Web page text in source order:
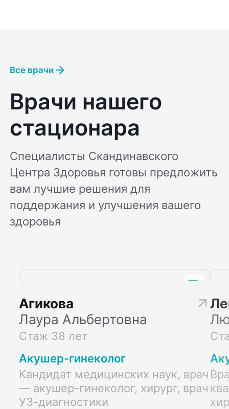
Все врачи
Врачи нашего
стационара
Специалисты Скандинавского
Центра Здоровья готовы предложить
вам лучшие решения для
поддержания и улучшения вашего
здоровья
Агикова
Лаура Альбертовна
Стаж 38 лет
Акушер-гинеколог
Кандидат медицинских наук, врач
— акушер-гинеколог, хирург, врач
УЗ-диагностики